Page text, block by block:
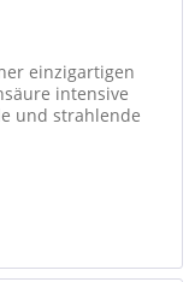
einzigartigen
intensive
und strahlende